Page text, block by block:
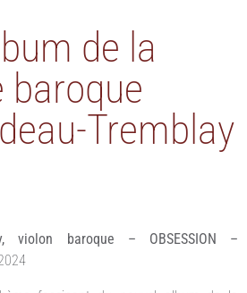
de la
baroque
Tremblay
violon baroque – OBSESSION –